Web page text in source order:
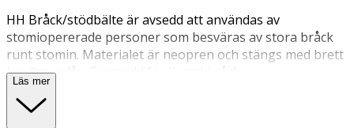
HH Bråck/stödbälte är avsedd att användas av
stomiopererade personer som besväras av stora bråck
runt stomin. Materialet är neopren och stängs med brett
kardborrelås. Ej avsedd för ljumskbråck.
Läs mer